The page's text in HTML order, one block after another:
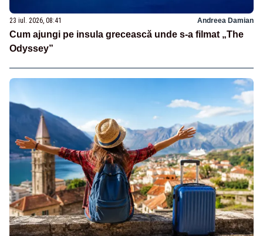
23 iul. 2026, 08:41 Andreea Damian
Cum ajungi pe insula grecească unde s-a filmat „The
Odyssey”